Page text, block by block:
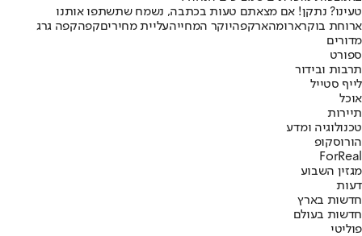
טעינו? נתקן! אם מצאתם טעות בכתבה, נשמח שתשתפו אותנו
ארוחת בוקרארומהארקפהיוקר המחייהעליית מחיריםקפהקפה גרג
מדורים
ספורט
תרבות ובידור
לייף סטייל
אוכל
תיירות
טכנולוגיה ומדע
הורוסקופ
ForReal
מגזין השבוע
דעות
חדשות בארץ
חדשות בעולם
פוליטי